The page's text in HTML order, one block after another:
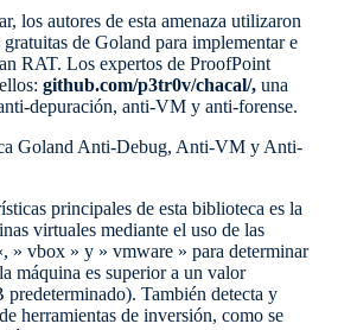
los autores de esta amenaza utilizaron
de Goland para implementar e
RAT. Los expertos de ProofPoint
github.com/p3tr0v/chacal/, una
depuración, anti-VM y anti-forense.
Goland Anti-Debug, Anti-VM y Anti-
principales de esta biblioteca es la
virtuales mediante el uso de las
» vbox » y » vmware » para determinar
máquina es superior a un valor
También detecta y
herramientas de inversión, como se